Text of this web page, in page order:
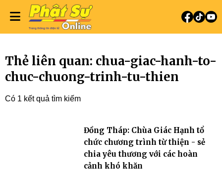
Thẻ liên quan: chua-giac-hanh-to-
chuc-chuong-trinh-tu-thien
Có 1 kết quả tìm kiếm
Đồng Tháp: Chùa Giác Hạnh tổ
chức chương trình từ thiện - sẻ
chia yêu thương với các hoàn
cảnh khó khăn